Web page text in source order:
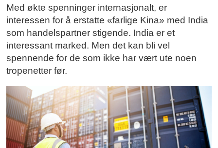
Med økte spenninger internasjonalt, er
interessen for å erstatte «farlige Kina» med India
som handelspartner stigende. India er et
interessant marked. Men det kan bli vel
spennende for de som ikke har vært ute noen
tropenetter før.